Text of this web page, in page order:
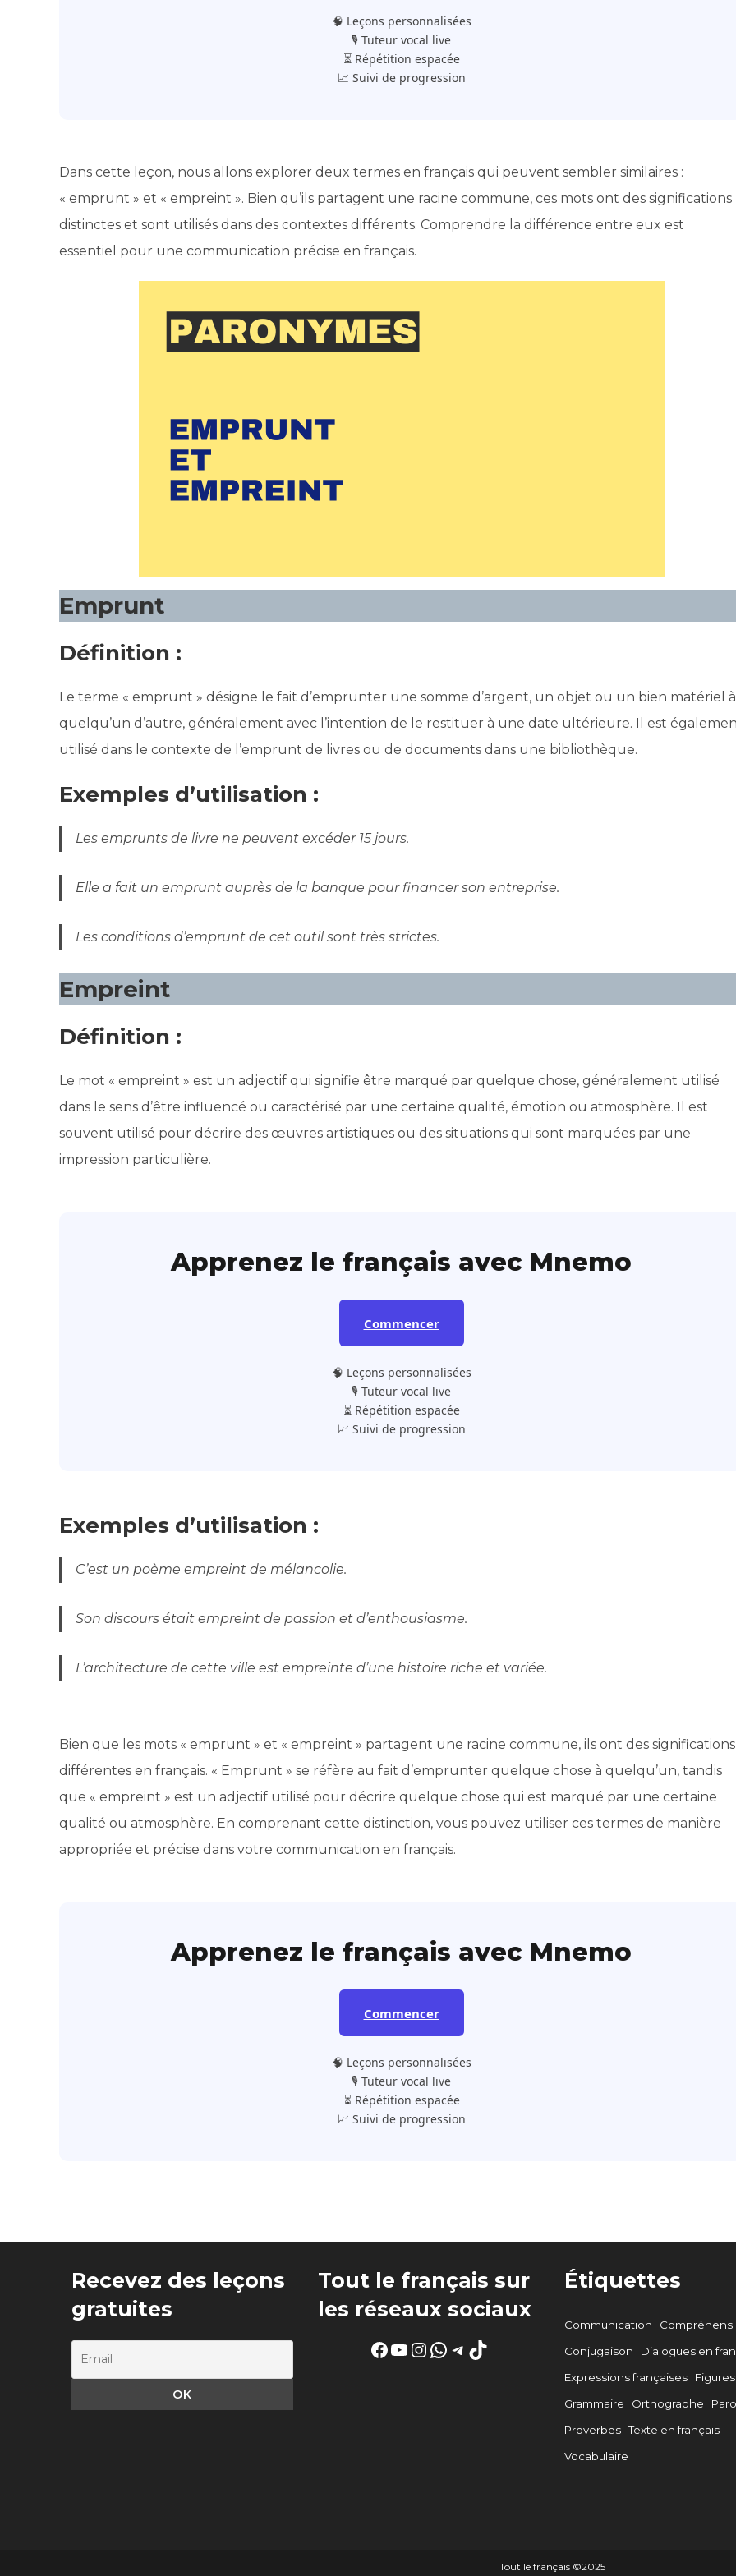
🧠 Leçons personnalisées
🎙️ Tuteur vocal live
⏳ Répétition espacée
📈 Suivi de progression
Dans cette leçon, nous allons explorer deux termes en français qui peuvent sembler similaires :
« emprunt » et « empreint ». Bien qu’ils partagent une racine commune, ces mots ont des significations
distinctes et sont utilisés dans des contextes différents. Comprendre la différence entre eux est
essentiel pour une communication précise en français.
Emprunt
Définition :
Le terme « emprunt » désigne le fait d’emprunter une somme d’argent, un objet ou un bien matériel à
quelqu’un d’autre, généralement avec l’intention de le restituer à une date ultérieure. Il est
utilisé dans le contexte de l’emprunt de livres ou de documents dans une bibliothèque.
Exemples d’utilisation :
Les emprunts de livre ne peuvent excéder 15 jours.
Elle a fait un emprunt auprès de la banque pour financer son entreprise.
Les conditions d’emprunt de cet outil sont très strictes.
Empreint
Définition :
Le mot « empreint » est un adjectif qui signifie être marqué par quelque chose, généralement utilisé
dans le sens d’être influencé ou caractérisé par une certaine qualité, émotion ou atmosphère. Il est
souvent utilisé pour décrire des œuvres artistiques ou des situations qui sont marquées par une
impression particulière.
Apprenez le français avec Mnemo
Commencer
🧠 Leçons personnalisées
🎙️ Tuteur vocal live
⏳ Répétition espacée
📈 Suivi de progression
Exemples d’utilisation :
C’est un poème empreint de mélancolie.
Son discours était empreint de passion et d’enthousiasme.
L’architecture de cette ville est empreinte d’une histoire riche et variée.
Bien que les mots « emprunt » et « empreint » partagent une racine commune, ils ont des significations
différentes en français. « Emprunt » se réfère au fait d’emprunter quelque chose à quelqu’un, tandis
que « empreint » est un adjectif utilisé pour décrire quelque chose qui est marqué par une certaine
qualité ou atmosphère. En comprenant cette distinction, vous pouvez utiliser ces termes de manière
appropriée et précise dans votre communication en français.
Apprenez le français avec Mnemo
Commencer
🧠 Leçons personnalisées
🎙️ Tuteur vocal live
⏳ Répétition espacée
📈 Suivi de progression
Recevez des leçons
gratuites
Tout le français sur
les réseaux sociaux
Facebook
YouTube
Instagram
WhatsApp
Telegram
TikTok
Étiquettes
Communication
Conjugaison
Dialogues en
Expressions françaises
Grammaire
Orthographe
Proverbes Texte en français
Vocabulaire
Tout le français ©️2025